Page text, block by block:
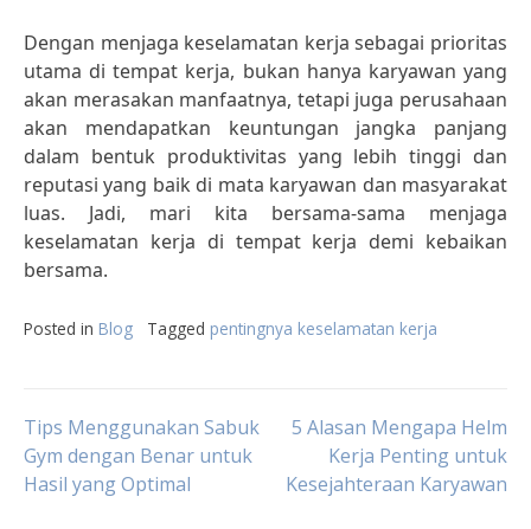
Dengan menjaga keselamatan kerja sebagai prioritas
utama di tempat kerja, bukan hanya karyawan yang
akan merasakan manfaatnya, tetapi juga perusahaan
akan mendapatkan keuntungan jangka panjang
dalam bentuk produktivitas yang lebih tinggi dan
reputasi yang baik di mata karyawan dan masyarakat
luas. Jadi, mari kita bersama-sama menjaga
keselamatan kerja di tempat kerja demi kebaikan
bersama.
Posted in Blog Tagged pentingnya keselamatan kerja
Post
navigation
Tips Menggunakan Sabuk
Gym dengan Benar untuk
Hasil yang Optimal
5 Alasan Mengapa Helm
Kerja Penting untuk
Kesejahteraan Karyawan